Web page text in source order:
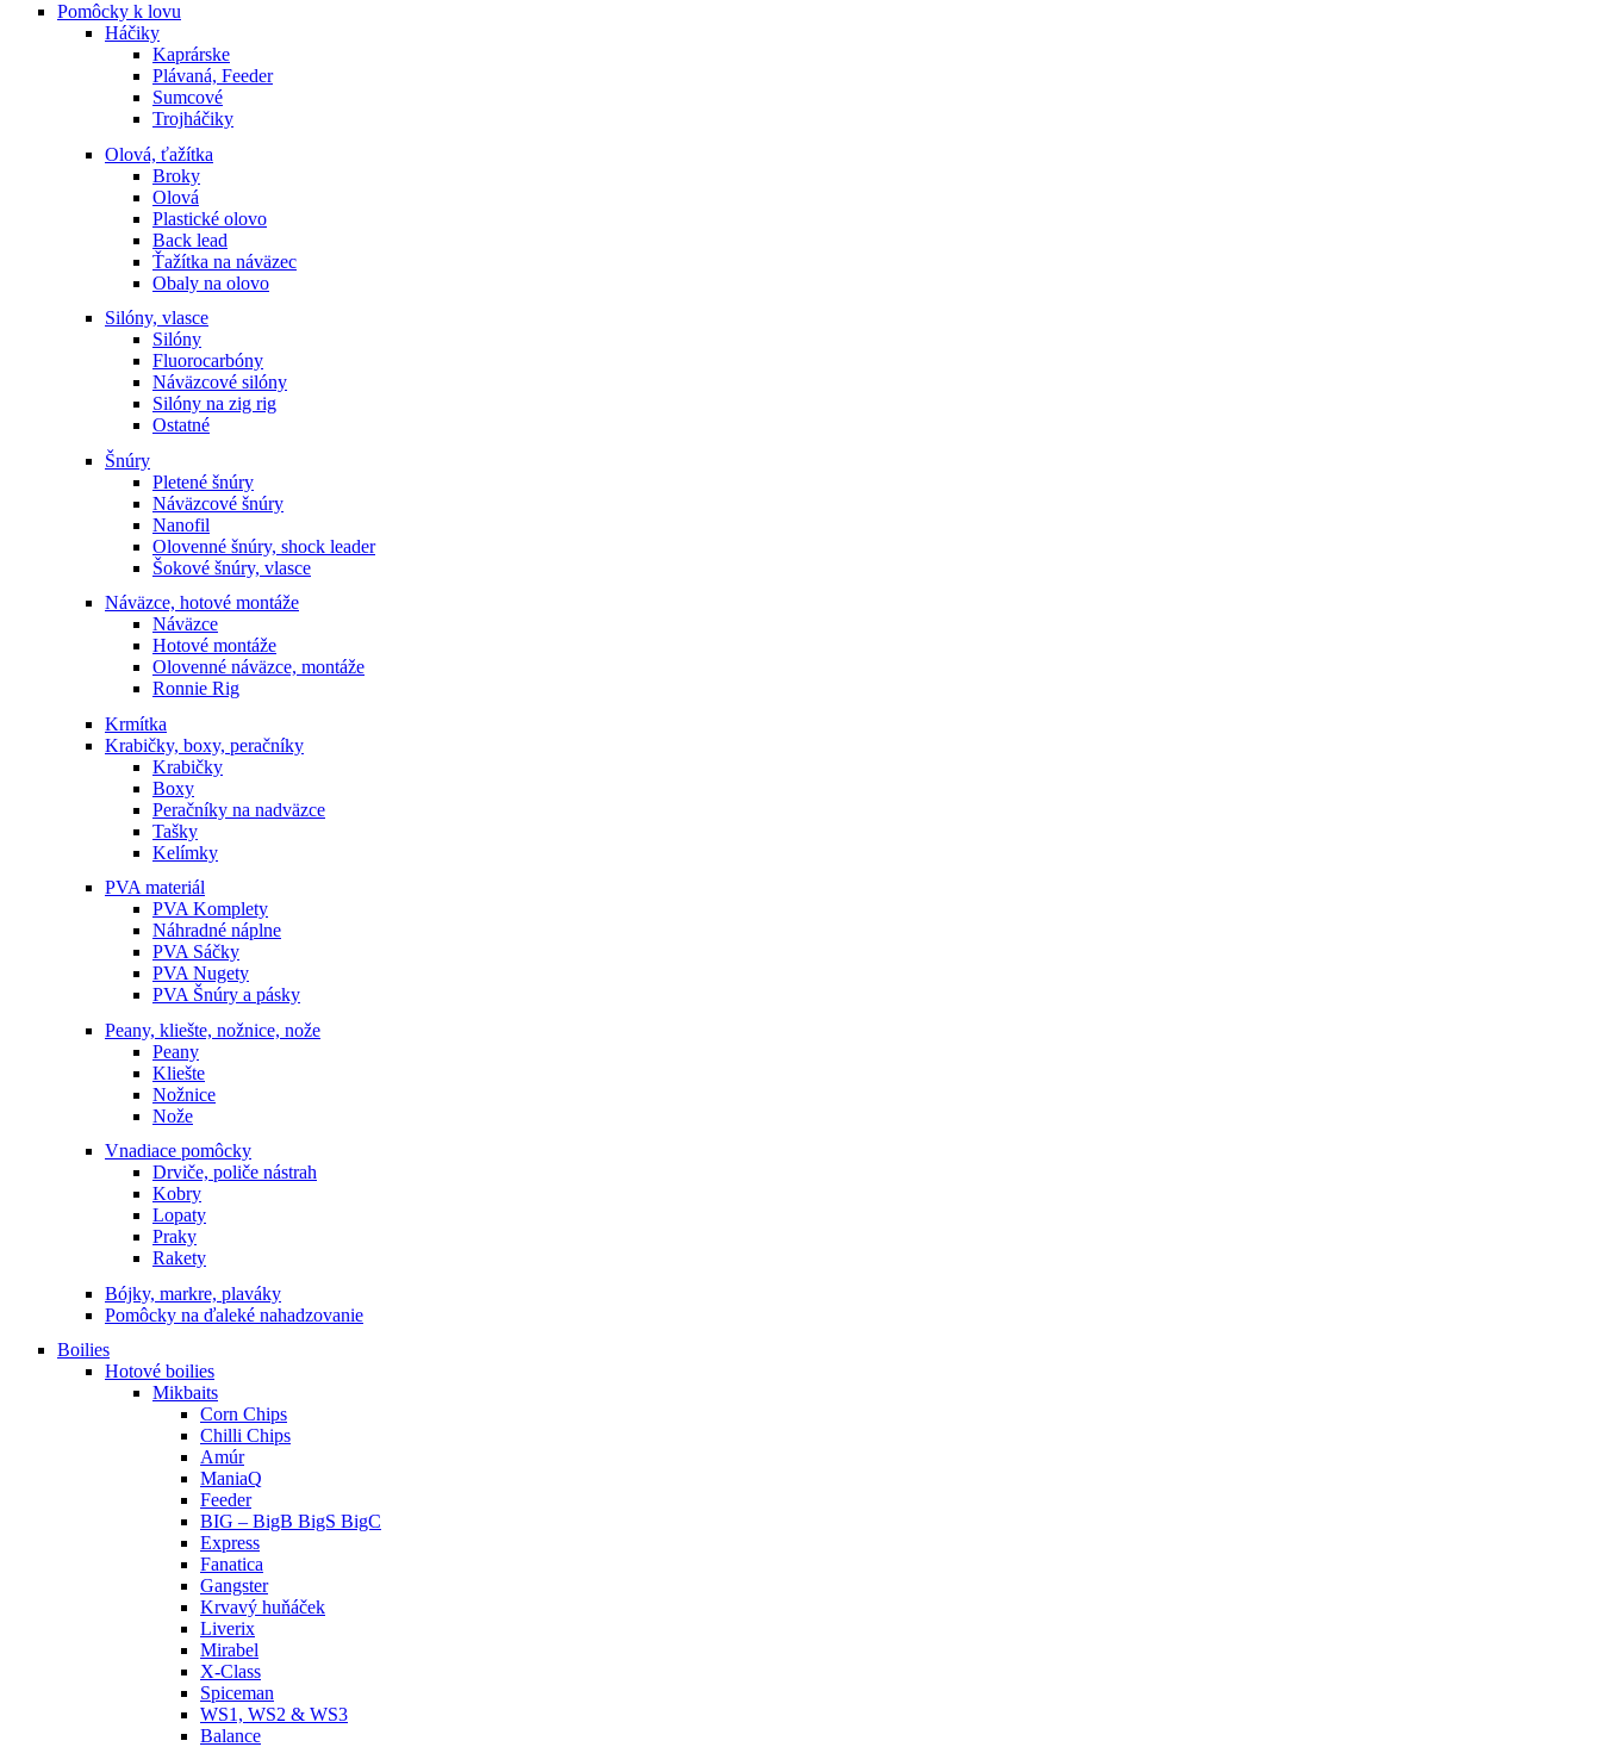
Pomôcky k lovu
Háčiky
Kaprárske
Plávaná, Feeder
Sumcové
Trojháčiky
Olová, ťažítka
Broky
Olová
Plastické olovo
Back lead
Ťažítka na náväzec
Obaly na olovo
Silóny, vlasce
Silóny
Fluorocarbóny
Náväzcové silóny
Silóny na zig rig
Ostatné
Šnúry
Pletené šnúry
Náväzcové šnúry
Nanofil
Olovenné šnúry, shock leader
Šokové šnúry, vlasce
Náväzce, hotové montáže
Náväzce
Hotové montáže
Olovenné náväzce, montáže
Ronnie Rig
Krmítka
Krabičky, boxy, peračníky
Krabičky
Boxy
Peračníky na nadväzce
Tašky
Kelímky
PVA materiál
PVA Komplety
Náhradné náplne
PVA Sáčky
PVA Nugety
PVA Šnúry a pásky
Peany, kliešte, nožnice, nože
Peany
Kliešte
Nožnice
Nože
Vnadiace pomôcky
Drviče, poliče nástrah
Kobry
Lopaty
Praky
Rakety
Bójky, markre, plaváky
Pomôcky na ďaleké nahadzovanie
Boilies
Hotové boilies
Mikbaits
Corn Chips
Chilli Chips
Amúr
ManiaQ
Feeder
BIG – BigB BigS BigC
Express
Fanatica
Gangster
Krvavý huňáček
Liverix
Mirabel
X-Class
Spiceman
WS1, WS2 & WS3
Balance